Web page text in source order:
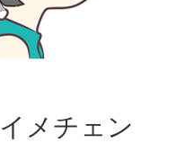
イメチェン